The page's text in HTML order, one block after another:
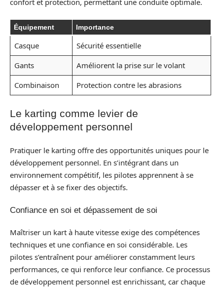
Équipement Importance
Casque
Sécurité essentielle
Gants
Améliorent la prise sur le volant
Combinaison
Protection contre les abrasions
Le karting comme levier de
développement personnel
Pratiquer le karting offre des opportunités uniques pour le
développement personnel. En s’intégrant dans un
environnement compétitif, les pilotes apprennent à se
dépasser et à se fixer des objectifs.
Confiance en soi et dépassement de soi
Maîtriser un kart à haute vitesse exige des compétences
techniques et une confiance en soi considérable. Les
pilotes s’entraînent pour améliorer constamment leurs
performances, ce qui renforce leur confiance. Ce processus
de développement personnel est enrichissant, car chaque